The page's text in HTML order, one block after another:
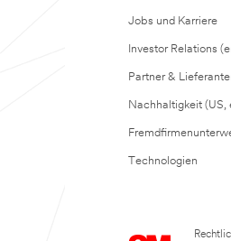
Jobs und Karriere
Investor Relations
Partner &
Nachhaltigkeit (US,
Technologien